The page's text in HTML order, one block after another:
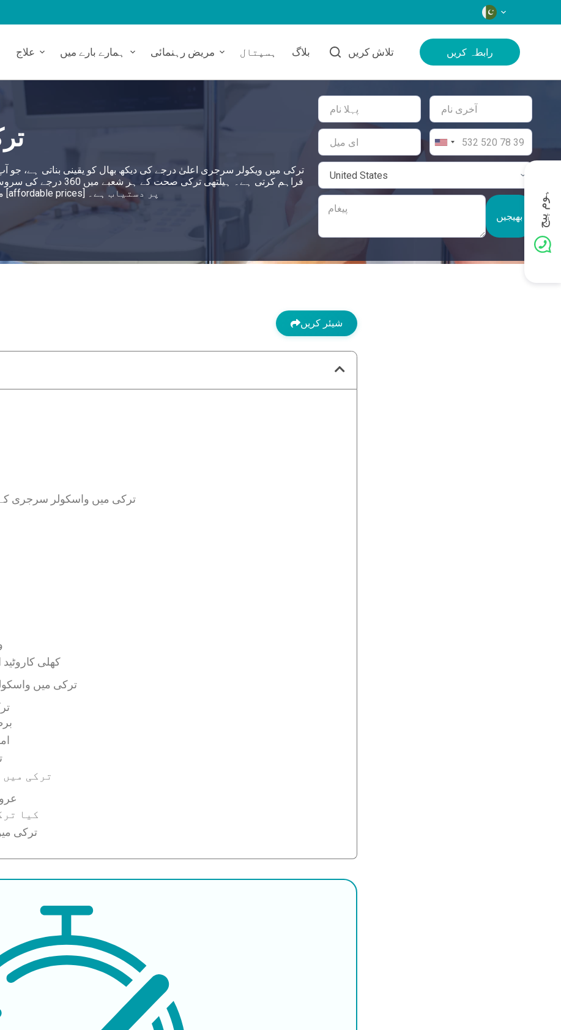
زبانیں
علاج ہمارے بارے میں مریض رہنمائی ہسپتال بلاگ تلاش کریں رابطہ کریں
ترکی میں ویکولر سرجری اعلیٰ درجے کی دیکھ بھال کو یقینی بناتی ہے،
فراہم کرتی ہے۔ ہیلتھی
میں بہترین ویکولر سرجری تلاش کرنے میں مدد کرتا ہے جو [affordable prices] پر دستیاب ہے۔
بھیجیں
شیئر کریں
ترکی میں واسکولر سرجری
کھلی
ترکی میں
ترکی
کیا
ترکی
ہوم پیج